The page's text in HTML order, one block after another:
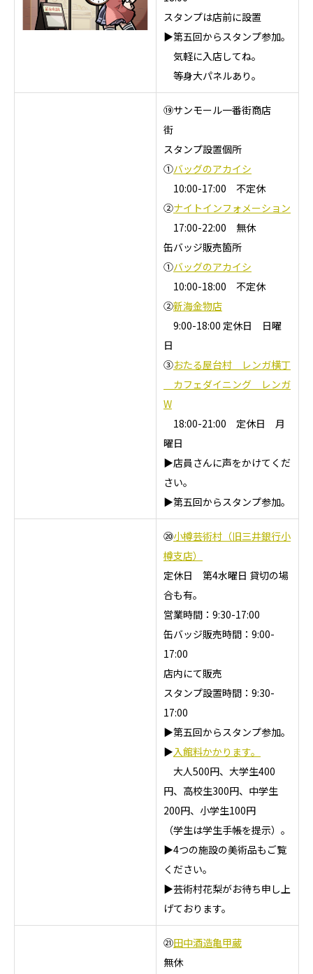
スタンプは店前に設置
▶第五回からスタンプ参加。
気軽に入店してね。
等身大パネルあり。
⑲サンモール一番街商店
街
スタンプ設置個所
①バッグのアカイシ
10:00-17:00 不定休
②ナイトインフォメーション
17:00-22:00 無休
缶バッジ販売箇所
①バッグのアカイシ
10:00-18:00 不定休
②新海金物店
9:00-18:00 定休日 日曜
日
③おたる屋台村 レンガ横丁
カフェダイニング レンガ
W
18:00-21:00 定休日 月
曜日
▶店員さんに声をかけてくだ
さい。
▶第五回からスタンプ参加。
⑳小樽芸術村（旧三井銀行小
樽支店）
定休日 第4水曜日 貸切の場
合も有。
営業時間：9:30-17:00
缶バッジ販売時間：9:00-
17:00
店内にて販売
スタンプ設置時間：9:30-
17:00
▶第五回からスタンプ参加。
▶入館料かかります。
大人500円、大学生400
円、高校生300円、中学生
200円、小学生100円
（学生は学生手帳を提示）。
▶4つの施設の美術品もご覧
ください。
▶芸術村花梨がお待ち申し上
げております。
㉑田中酒造亀甲蔵
無休